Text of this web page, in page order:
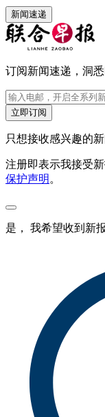
新闻速递
订阅新闻速递，洞悉
立即订阅
只想接收感兴趣的
注册即表示我接受
保护声明 。
是， 我希望收到新